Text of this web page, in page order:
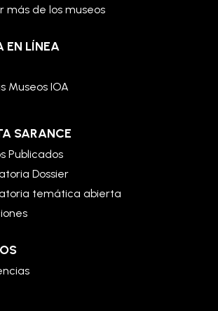
más de los museos
EN LÍNEA
Museos IOA
SARANCE
Publicados
Dossier
temática abierta